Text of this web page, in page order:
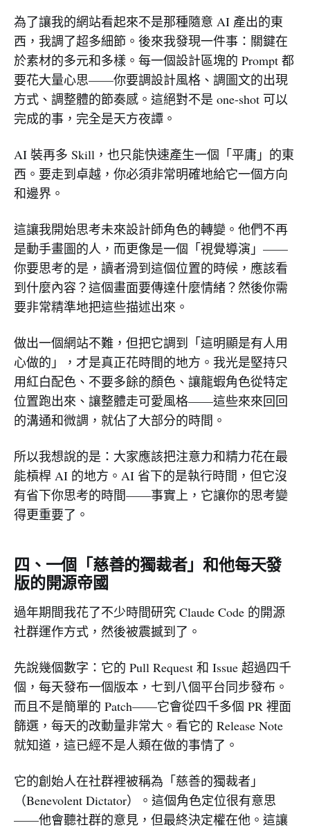
為了讓我的網站看起來不是那種隨意 AI 產出的東
西，我調了超多細節。後來我發現一件事：關鍵在
於素材的多元和多樣。每一個設計區塊的 Prompt 都
要花大量心思——你要調設計風格、調圖文的出現
方式、調整體的節奏感。這絕對不是 one-shot 可以
完成的事，完全是天方夜譚。
AI 裝再多 Skill，也只能快速產生一個「平庸」的東
西。要走到卓越，你必須非常明確地給它一個方向
和邊界。
這讓我開始思考未來設計師角色的轉變。他們不再
是動手畫圖的人，而更像是一個「視覺導演」——
你要思考的是，讀者滑到這個位置的時候，應該看
到什麼內容？這個畫面要傳達什麼情緒？然後你需
要非常精準地把這些描述出來。
做出一個網站不難，但把它調到「這明顯是有人用
心做的」，才是真正花時間的地方。我光是堅持只
用紅白配色、不要多餘的顏色、讓龍蝦角色從特定
位置跑出來、讓整體走可愛風格——這些來來回回
的溝通和微調，就佔了大部分的時間。
所以我想說的是：大家應該把注意力和精力花在最
能槓桿 AI 的地方。AI 省下的是執行時間，但它沒
有省下你思考的時間——事實上，它讓你的思考變
得更重要了。
四、一個「慈善的獨裁者」和他每天發
版的開源帝國
過年期間我花了不少時間研究 Claude Code 的開源
社群運作方式，然後被震撼到了。
先說幾個數字：它的 Pull Request 和 Issue 超過四千
個，每天發布一個版本，七到八個平台同步發布。
而且不是簡單的 Patch——它會從四千多個 PR 裡面
篩選，每天的改動量非常大。看它的 Release Note
就知道，這已經不是人類在做的事情了。
它的創始人在社群裡被稱為「慈善的獨裁者」
（Benevolent Dictator）。這個角色定位很有意思
——他會聽社群的意見，但最終決定權在他。這讓